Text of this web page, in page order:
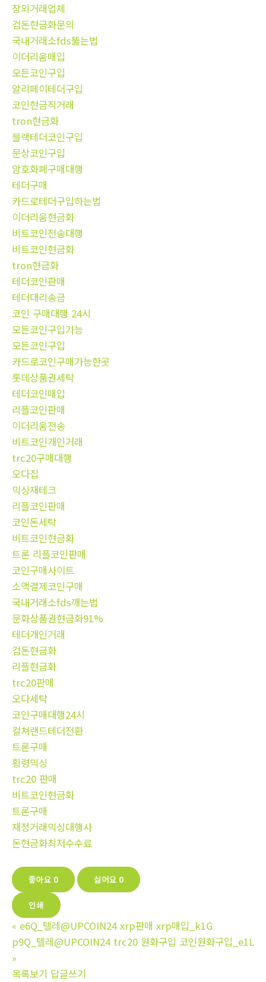
장외거래업체
검돈현금화문의
국내거래소fds뚫는법
이더리움매입
모든코인구입
알리페이테더구입
코인현금직거래
tron현금화
블랙테더코인구입
문상코인구입
암호화폐구매대행
테더구매
카드로테더구입하는법
이더리움현금화
비트코인전송대행
비트코인현금화
tron현금화
테더코인판매
테더대리송금
코인 구매대행 24시
모든코인구입가능
모든코인구입
카드로코인구매가능한곳
롯데상품권세탁
테더코인매입
리플코인판매
이더리움전송
비트코인개인거래
trc20구매대행
오다집
믹싱재테크
리플코인판매
코인돈세탁
비트코인현금화
트론 리플코인판매
코인구매사이트
소액결제코인구매
국내거래소fds깨는법
문화상품권현금화91%
테더개인거래
검돈현금화
리플현금화
trc20판매
오다세탁
코인구매대행24시
컬쳐랜드테더전환
트론구매
횡령믹싱
trc20 판매
비트코인현금화
트론구매
재정거래믹싱대행사
돈현금화최저수수료
좋아요 0 싫어요 0
인쇄
« e6Q_텔레@UPCOIN24 xrp판매 xrp매입_k1G
p9Q_텔레@UPCOIN24 trc20 원화구입 코인원화구입_e1L
»
목록보기 답글쓰기